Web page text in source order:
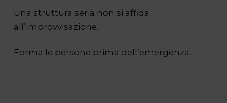
Una struttura seria non si affida
all’improvvisazione.
Forma le persone prima dell’emergenza.